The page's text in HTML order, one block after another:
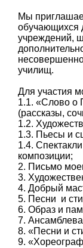
Мы
обучающихся
учреждений,
училищ.
Для участия
1.1. «Слово о
(рассказы,
1.2.
1.3. Пьесы и
1.4.
композиции;
2. Письмо
3.
4. Добрый
5. Песни и
6. Образ и
7.
8. «Песни и
9.